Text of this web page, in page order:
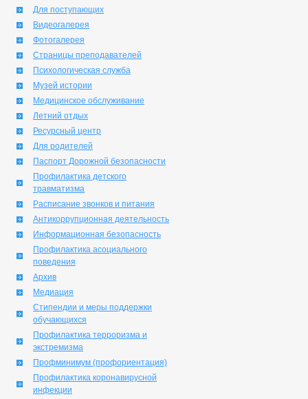
Для поступающих
Видеогалерея
Фотогалерея
Страницы преподавателей
Психологическая служба
Музей истории
Медицинское обслуживание
Летний отдых
Ресурсный центр
Для родителей
Паспорт Дорожной безопасности
Профилактика детского
травматизма
Расписание звонков и питания
Антикоррупционная деятельность
Информационная безопасность
Профилактика асоциального
поведения
Архив
Медиация
Стипендии и меры поддержки
обучающихся
Профилактика терроризма и
экстремизма
Профминимум (профориентация)
Профилактика коронавирусной
инфекции